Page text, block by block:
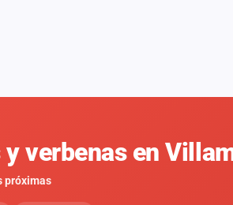
y verbenas en
próximas